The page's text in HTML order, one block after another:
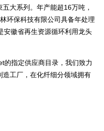
大系列。年产能超16万吨，
环保科技有限公司具备年处理
安徽省再生资源循环利用龙头
的指定供应商目录，我们致力
工厂，在化纤细分领域拥有